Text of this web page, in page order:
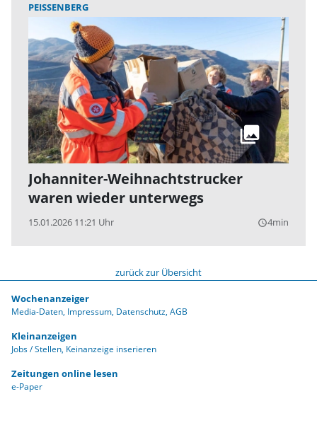
PEISSENBERG
Johanniter-Weihnachtstrucker
waren wieder unterwegs
15.01.2026 11:21 Uhr query_builder4min
zurück zur Übersicht
Wochenanzeiger
Media-Daten Impressum Datenschutz AGB
Kleinanzeigen
Jobs / Stellen Keinanzeige inserieren
Zeitungen online lesen
e-Paper